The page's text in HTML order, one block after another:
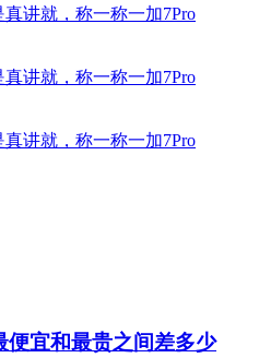
便宜和最贵之间差多少